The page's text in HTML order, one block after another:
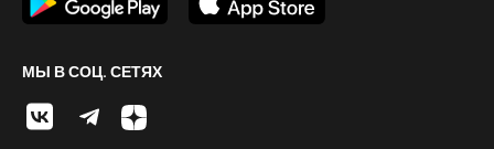
МЫ В СОЦ. СЕТЯХ